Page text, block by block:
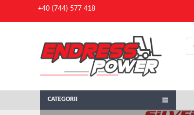
+40 (744) 577 418
CATEGORII